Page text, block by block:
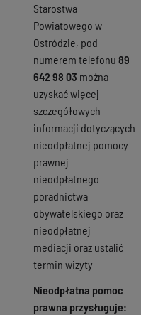
Starostwa
Powiatowego w
Ostródzie, pod
numerem telefonu 89
642 98 03 można
uzyskać więcej
szczegółowych
informacji dotyczących
nieodpłatnej pomocy
prawnej
nieodpłatnego
poradnictwa
obywatelskiego oraz
nieodpłatnej
mediacji oraz ustalić
termin wizyty
Nieodpłatna pomoc
prawna przysługuje: